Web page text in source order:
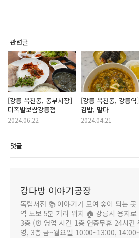
관련글
[강릉 옥천동, 동부시장]
더족발보쌈강릉점
2024.06.22
[강릉 옥천동, 강릉역]
김밥, 말다
2024.04.21
댓글
강다방 이야기공장
독립서점 📚 이야기가 모여 숲이 되는 곳
역 도보 5분 거리 위치 🏠 강릉시 용지
3층 (⏰ 영업 시간 1층 연중무휴 24시간
영, 3층 금~월요일 10:00~13:00,